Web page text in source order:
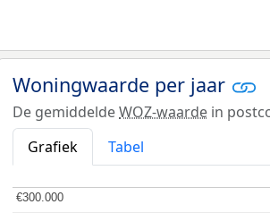
Woningwaarde per jaar
De gemiddeldeWOZ-waarde in
Grafiek
Tabel
€300.000
€300.000